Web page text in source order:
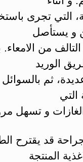
التي تجرى
و يستأصل
من
الوريد
عديدة، ثم
التي
و تسهل
قد يقترح
المنتجة